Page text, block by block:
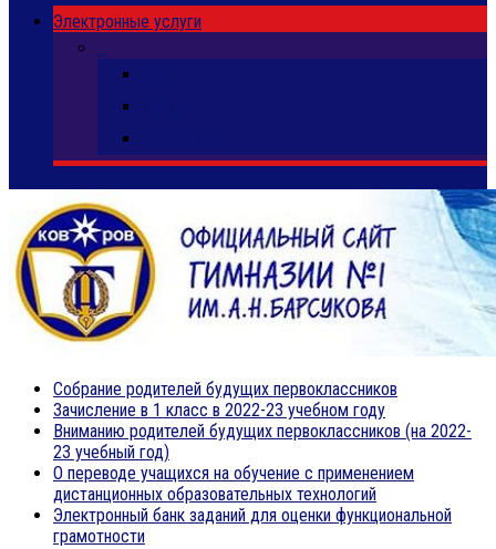
Электронные услуги
…
Собрание родителей будущих первоклассников
Зачисление в 1 класс в 2022-23 учебном году
Вниманию родителей будущих первоклассников (на 2022-
23 учебный год)
О переводе учащихся на обучение с применением
дистанционных образовательных технологий
Электронный банк заданий для оценки функциональной
грамотности